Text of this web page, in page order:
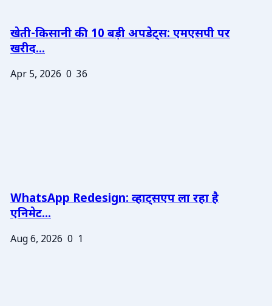
खेती-किसानी की 10 बड़ी अपडेट्स: एमएसपी पर
खरीद...
Apr 5, 2026 0 36
WhatsApp Redesign: व्हाट्सएप ला रहा है
एनिमेट...
Aug 6, 2026 0 1